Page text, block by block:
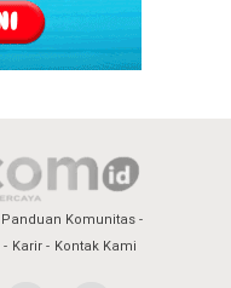
Panduan Komunitas
Karir Kontak Kami